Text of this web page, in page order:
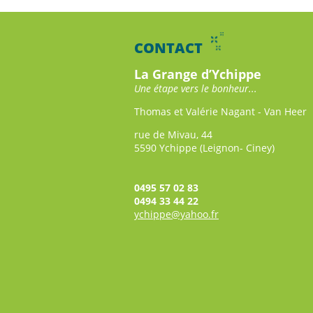
CONTACT
La Grange d’Ychippe
Une étape vers le bonheur...
Thomas et Valérie Nagant - Van Heer
rue de Mivau, 44
5590 Ychippe (Leignon- Ciney)
0495 57 02 83
0494 33 44 22
ychippe@yahoo.fr